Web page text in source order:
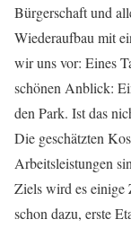
Bürgerschaft und
Wiederaufbau mit
wir uns vor: Eines
schönen Anblick:
den Park. Ist das
Die geschätzten
Arbeitsleistungen
Ziels wird es einige
schon dazu, erste